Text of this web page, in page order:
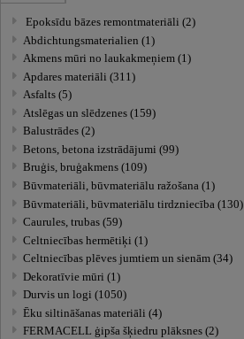
Epoksīdu bāzes remontmateriāli (2)
Abdichtungsmaterialien (1)
Akmens mūri no laukakmeņiem (1)
Apdares materiāli (311)
Asfalts (5)
Atslēgas un slēdzenes (159)
Balustrādes (2)
Betons, betona izstrādājumi (99)
Bruģis, bruģakmens (109)
Būvmateriāli, būvmateriālu ražošana (1)
Būvmateriāli, būvmateriālu tirdzniecība (130)
Caurules, trubas (59)
Celtniecības hermētiķi (1)
Celtniecības plēves jumtiem un sienām (34)
Dekoratīvie mūri (1)
Durvis un logi (1050)
Ēku siltināšanas materiāli (4)
FERMACELL ģipša šķiedru plāksnes (2)